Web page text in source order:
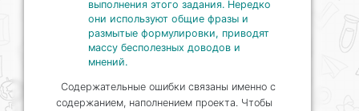
выполнения этого задания. Нередко
они используют общие фразы и
размытые формулировки, приводят
массу бесполезных доводов и
мнений.
Содержательные ошибки связаны именно с
содержанием, наполнением проекта. Чтобы